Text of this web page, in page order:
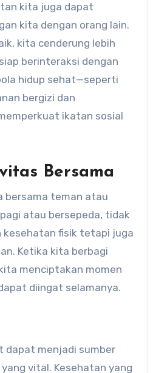
kita juga dapat
kita dengan orang lain.
kita cenderung lebih
berinteraksi dengan
hidup sehat—seperti
bergizi dan
ikatan sosial
Bersama
bersama teman atau
atau bersepeda, tidak
kesehatan fisik tetapi juga
Ketika kita berbagi
menciptakan momen
diingat selamanya.
dapat menjadi sumber
vital. Kesehatan yang